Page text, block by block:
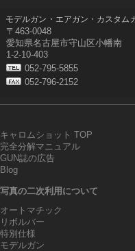
モデルガン・エアガン・カスタム
〒463-0048
愛知県名古屋市守山区小幡南
1-2-10-403
052-795-5855
052-796-2152
キャロムショット TOP
完全分解マニュアル
GUN誌の広告
Blog
写真の二次利用について
オートマチック
リボルバー
特別仕様
モデルガン